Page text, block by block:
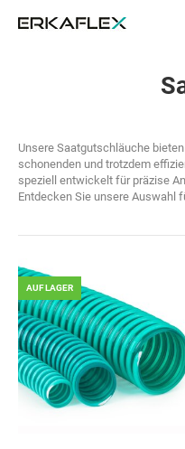
Unsere Saatgutschläuche
schonenden und trotzdem
speziell entwickelt für präzise
Entdecken Sie unsere Auswahl
AUF LAGER